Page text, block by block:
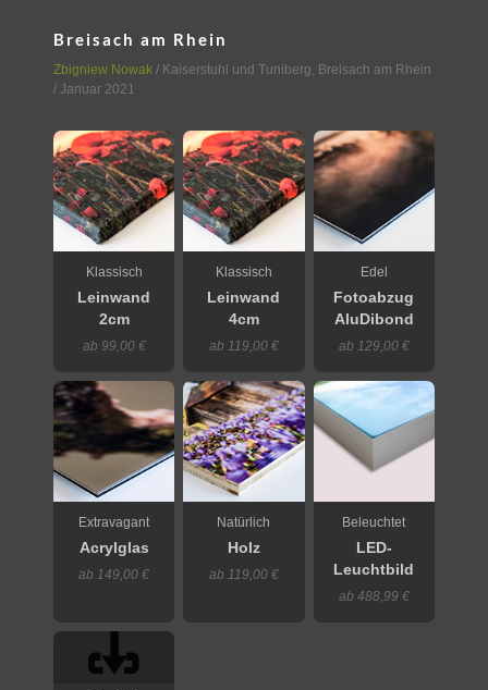
Breisach am Rhein
Zbigniew Nowak / Kaiserstuhl und Tuniberg Breisach am Rhein
/ Januar 2021
Klassisch
Leinwand
2cm
ab 99,00 €
Klassisch
Leinwand
4cm
ab 119,00 €
Edel
Fotoabzug
AluDibond
ab 129,00 €
Extravagant
Acrylglas
ab 149,00 €
Natürlich
Holz
ab 119,00 €
Beleuchtet
LED-
Leuchtbild
ab 488,99 €